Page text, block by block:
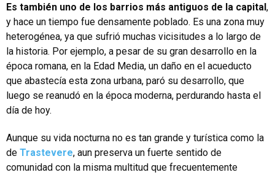
Es también uno de los barrios más antiguos de la capital,
y hace un tiempo fue densamente poblado. Es una zona muy
heterogénea, ya que sufrió muchas vicisitudes a lo largo de
la historia. Por ejemplo, a pesar de su gran desarrollo en la
época romana, en la Edad Media, un daño en el acueducto
que abastecía esta zona urbana, paró su desarrollo, que
luego se reanudó en la época moderna, perdurando hasta el
día de hoy.
Aunque su vida nocturna no es tan grande y turística como la
de Trastevere, aun preserva un fuerte sentido de
comunidad con la misma multitud que frecuentemente